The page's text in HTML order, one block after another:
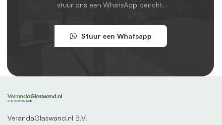
stuur ons een WhatsApp bericht.
Stuur een Whatsapp
VerandaGlaswand.nl B.V.